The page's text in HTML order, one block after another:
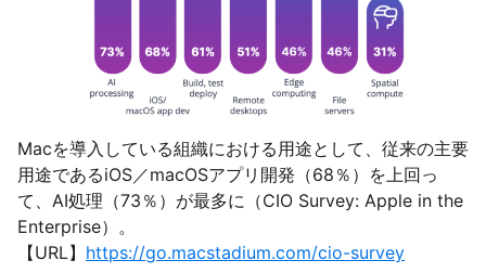
Macを導入している組織における用途として、従来の主要
用途であるiOS／macOSアプリ開発（68％）を上回っ
て、AI処理（73％）が最多に（CIO Survey: Apple in the
Enterprise）。
【URL】 https://go.macstadium.com/cio-survey